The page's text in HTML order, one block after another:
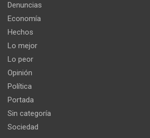
Denuncias
Economía
Hechos
Lo mejor
Lo peor
Opinión
Política
Portada
Sin categoría
Sociedad